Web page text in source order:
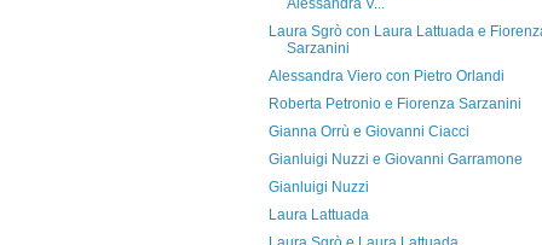
Alessandra V...
Laura Sgrò con Laura Lattuada e
Sarzanini
Alessandra Viero con Pietro Orlandi
Roberta Petronio e Fiorenza Sarzanini
Gianna Orrù e Giovanni Ciacci
Gianluigi Nuzzi e Giovanni Garramone
Gianluigi Nuzzi
Laura Lattuada